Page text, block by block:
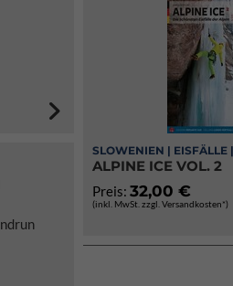
SLOWENIEN | EISFÄLLE
ALPINE ICE VOL. 2
Preis: 32,00 €
(inkl. MwSt. zzgl. Versandkosten*)